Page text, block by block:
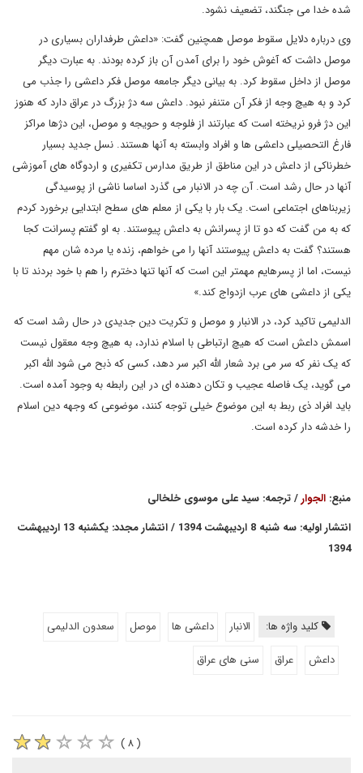
شده خدا می جنگند، تضعیف نشود.
وی درباره دلایل سقوط موصل همچنین گفت: «داعش طرفداران بسیاری در
موصل داشت که آغوش خود را برای آمدن آن باز کرده بودند. به عبارت دیگر
موصل از داخل سقوط کرد. به بیانی دیگر جامعه موصل فکر داعشی را جذب می
کرد و به هیچ وجه از فکر آن متنفر نبود. داعش سه دژ بزرگ در عراق دارد که هنوز
این دژ فرو نریخته است که عبارتند از فلوجه و حویجه و موصل، این دژها مراکز
فارغ التحصیلی داعشی ها و افراد وابسته به آنها هستند. نسل جدید بسیار
خطرناکی از داعش در این مناطق از طریق مدارس تکفیری و اردوگاه های آموزشی
آنها در حال رشد است. آن چه در الانبار می گذرد اساسا ناشی از پوسیدگی
زیربناهای اجتماعی است. یک بار با یکی از معلم های سطح ابتدایی برخورد کردم
که به من گفت که دو تا از پسرانش به داعش پیوستند. به او گفتم پسرانت کجا
هستند؟ گفت به داعش پیوستند آنها را می خواهم، زنده یا مرده شان مهم
نیست، اما از پسرهایم مهمتر این است که آنها تنها دخترم را هم با خود بردند تا با
یکی از داعشی های عرب ازدواج کند.»
الدلیمی تاکید کرد، در الانبار و موصل و تکریت دین جدیدی در حال رشد است که
اسمش داعش است که هیچ ارتباطی با اسلام ندارد، به هیچ وجه معقول نیست
که یک نفر که سر می برد شعار الله اکبر سر دهد، کسی که ذبح می شود الله اکبر
می گوید، یک فاصله عجیب و تکان دهنده ای در این رابطه به وجود آمده است.
باید افراد ذی ربط به این موضوع خیلی توجه کنند، موضوعی که وجهه دین اسلام
را خدشه دار کرده است.
منبع: الجوار/ ترجمه: سید علی موسوی خلخالی
انتشار اولیه: سه شنبه 8 اردیبهشت 1394 / انتشار مجدد: یکشنبه 13 اردیبهشت
1394
کلید واژه ها: الانبار داعشی ها موصل
سعدون الدلیمی
داعش
عراق سنی های عراق
( ۸ )